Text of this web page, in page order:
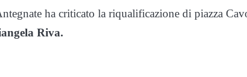
ha criticato la riqualificazione di piazza
Riva.